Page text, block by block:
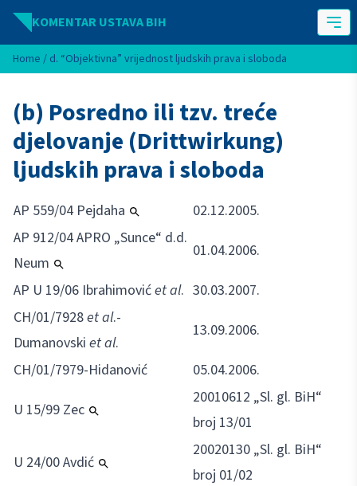
Idi na sadržaj
KOMENTAR USTAVA BIH
Home / d. “Objektivna” vrijednost ljudskih prava i sloboda
(b) Posredno ili tzv. treće
djelovanje (Drittwirkung)
ljudskih prava i sloboda
AP 559/04 Pejdaha
02.12.2005.
AP 912/04 APRO „Sunce“ d.d.
Neum
01.04.2006.
AP U 19/06 Ibrahimovićet al. 30.03.2007.
CH/01/7928et al.-
Dumanovski et al.
13.09.2006.
CH/01/7979-Hidanović
05.04.2006.
U 15/99 Zec
20010612 „Sl. gl. BiH“
broj 13/01
U 24/00 Avdić
20020130 „Sl. gl. BiH“
broj 01/02